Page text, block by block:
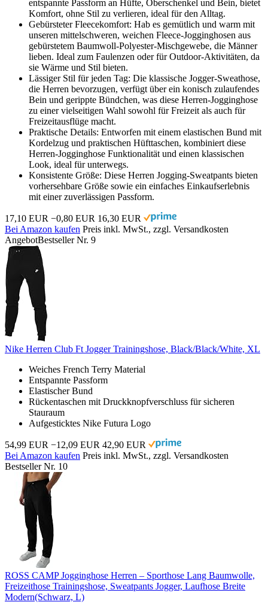
entspannte Passform an Hüfte, Oberschenkel und Bein, bietet
Komfort, ohne Stil zu verlieren, ideal für den Alltag.
Gebürsteter Fleecekomfort: Hab es gemütlich und warm mit
unseren mittelschweren, weichen Fleece-Jogginghosen aus
gebürstetem Baumwoll-Polyester-Mischgewebe, die Männer
lieben. Ideal zum Faulenzen oder für Outdoor-Aktivitäten, da
sie Wärme und Stil bieten.
Lässiger Stil für jeden Tag: Die klassische Jogger-Sweathose,
die Herren bevorzugen, verfügt über ein konisch zulaufendes
Bein und gerippte Bündchen, was diese Herren-Jogginghose
zu einer vielseitigen Wahl sowohl für Freizeit als auch für
Freizeitausflüge macht.
Praktische Details: Entworfen mit einem elastischen Bund mit
Kordelzug und praktischen Hüfttaschen, kombiniert diese
Herren-Jogginghose Funktionalität und einen klassischen
Look, ideal für unterwegs.
Konsistente Größe: Diese Herren Jogging-Sweatpants bieten
vorhersehbare Größe sowie ein einfaches Einkaufserlebnis
mit einer zuverlässigen Passform.
17,10 EUR −0,80 EUR 16,30 EUR
Bei Amazon kaufen Preis inkl. MwSt., zzgl. Versandkosten
AngebotBestseller Nr. 9
Nike Herren Club Ft Jogger Trainingshose, Black/Black/White, XL
Weiches French Terry Material
Entspannte Passform
Elastischer Bund
Rückentaschen mit Druckknopfverschluss für sicheren
Stauraum
Aufgesticktes Nike Futura Logo
54,99 EUR −12,09 EUR 42,90 EUR
Bei Amazon kaufen Preis inkl. MwSt., zzgl. Versandkosten
Bestseller Nr. 10
ROSS CAMP Jogginghose Herren – Sporthose Lang Baumwolle,
Freizeithose Trainingshose, Sweatpants Jogger, Laufhose Breite
Modern(Schwarz, L)